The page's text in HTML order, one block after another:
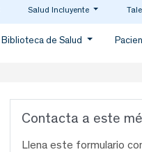
Salud Incluyente
Biblioteca de Salud
Contacta a este
Llena este formulario